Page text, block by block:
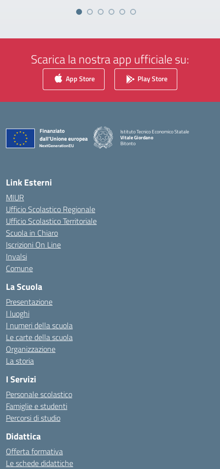
Scarica la nostra app ufficiale su:
App Store Play Store
Istituto Tecnico Economico Statale
Vitale Giordano
Bitonto
Link Esterni
MIUR
Ufficio Scolastico Regionale
Ufficio Scolastico Territoriale
Scuola in Chiaro
Iscrizioni On Line
Invalsi
Comune
La Scuola
Presentazione
I luoghi
I numeri della scuola
Le carte della scuola
Organizzazione
La storia
I Servizi
Personale scolastico
Famiglie e studenti
Percorsi di studio
Didattica
Offerta formativa
Le schede didattiche